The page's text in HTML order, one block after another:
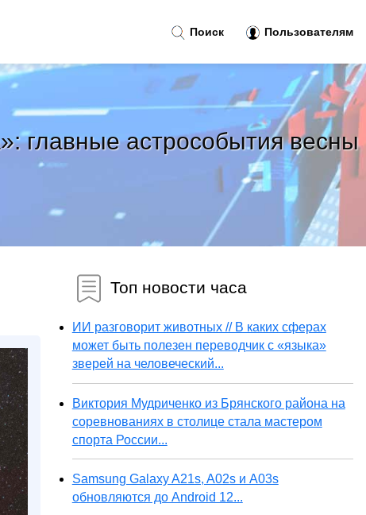
главные астрособытия весны
Топ новости часа
ИИ разговорит животных // В каких сферах
может быть полезен переводчик с «языка»
зверей на человеческий...
Виктория Мудриченко из Брянского района на
соревнованиях в столице стала мастером
спорта России...
Samsung Galaxy A21s, A02s и A03s
обновляются до Android 12...
Поиск Пользователям